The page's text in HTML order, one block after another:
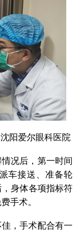
阳爱尔眼科医院
况后，第一时间
车接送、准备轮
身体各项指标符
手术。
，手术配合有一